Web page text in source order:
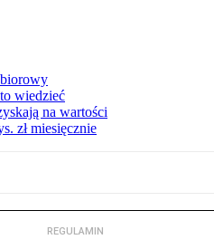
wiedzieć
na wartości
zł miesięcznie
REGULAMIN